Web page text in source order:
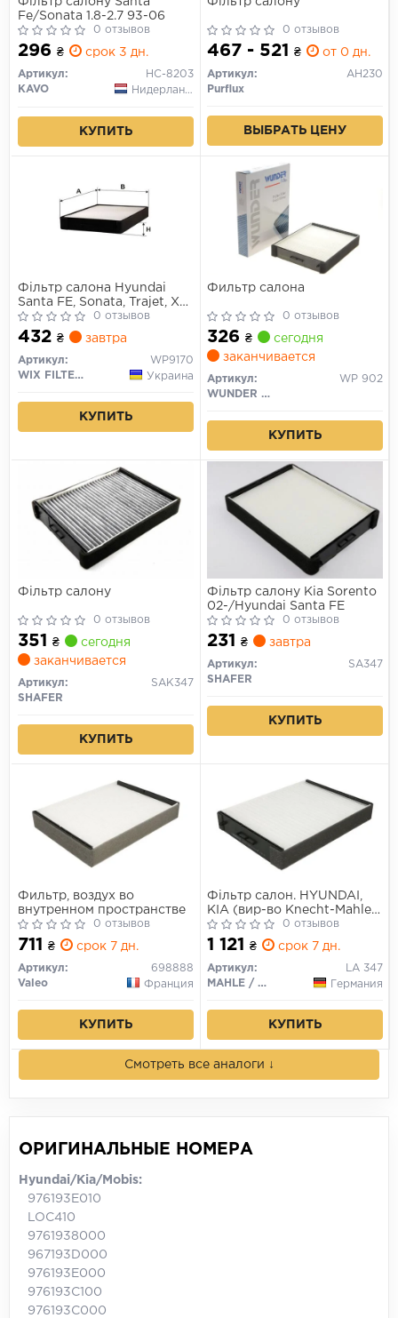
Fe/Sonata 1.8-2.7 93-06
0 отзывов
296 ₴ срок 3 дн.
Артикул:
HC-8203
KAVO
Нидерланды
КУПИТЬ
0 отзывов
467 - 521 ₴ от 0 дн.
Артикул:
AH230
Purflux
ВЫБРАТЬ ЦЕНУ
Фільтр салона Hyundai
Santa FE, Sonata, Trajet, XG,
Kia Magentis, Opirus,
Sorento Wix Filters
(WP9170)
0 отзывов
432 ₴ завтра
Артикул:
WP9170
WIX FILTERS
Украина
КУПИТЬ
Фильтр салона
0 отзывов
326 ₴
сегодня
заканчивается
Артикул:
WP 902
WUNDER FILTER
КУПИТЬ
Фільтр салону
0 отзывов
351 ₴
сегодня
заканчивается
Артикул:
SAK347
SHAFER
КУПИТЬ
Фільтр салону Kia Sorento
02-/Hyundai Santa FE
0 отзывов
231 ₴ завтра
Артикул:
SA347
SHAFER
КУПИТЬ
Фильтр, воздух во
внутренном пространстве
0 отзывов
711 ₴ срок 7 дн.
Артикул:
698888
Valeo
Франция
КУПИТЬ
Фільтр салон. HYUNDAI,
KIA (вир-во Knecht-Mahle)
LA347
0 отзывов
1 121 ₴ срок 7 дн.
Артикул:
LA 347
MAHLE / KNECHT
Германия
КУПИТЬ
Смотреть все аналоги ↓
ОРИГИНАЛЬНЫЕ НОМЕРА
Hyundai/Kia/Mobis:
976193E010
LOC410
9761938000
967193D000
976193E000
976193C100
976193C000